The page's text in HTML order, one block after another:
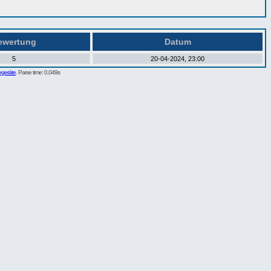
Datum
5 20-04-2024, 23:00
. Parse time: 0,049s